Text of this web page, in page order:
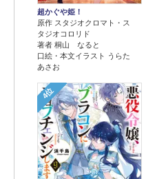
超かぐや姫！
原作 スタジオクロマト・ス
タジオコロリド
著者 桐山 なると
口絵・本文イラスト うらた
あさお
4位